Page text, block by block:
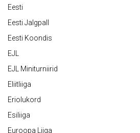
Eesti
Eesti Jalgpall
Eesti Koondis
EJL
EJL Miniturniirid
Eliitliiga
Eriolukord
Esiliiga
Euroopa Liiga